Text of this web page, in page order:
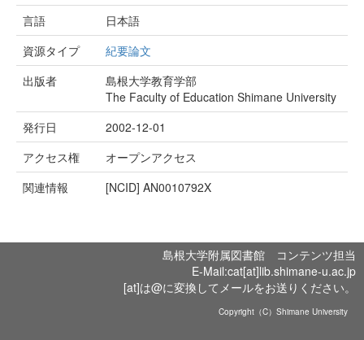
言語
日本語
資源タイプ
紀要論文
出版者
島根大学教育学部
The Faculty of Education Shimane University
発行日
2002-12-01
アクセス権
オープンアクセス
関連情報
[NCID] AN0010792X
島根大学附属図書館 コンテンツ担当
E-Mail:cat[at]lib.shimane-u.ac.jp
[at]は@に変換してメールをお送りください。
Copyright（C）Shimane University